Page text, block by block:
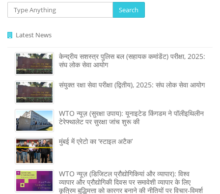
Search
Latest News
केन्द्रीय सशस्‍त्र पुलिस बल (सहायक कमांडेंट) परीक्षा, 2025:
संघ लोक सेवा आयोग
संयुक्त रक्षा सेवा परीक्षा (द्वितीय), 2025: संघ लोक सेवा आयोग
WTO न्यूज़ (सुरक्षा उपाय): यूनाइटेड किंगडम ने पॉलीइथिलीन
टेरेफ्थालेट पर सुरक्षा जांच शुरू की
मुंबई में एरेटो का ‘स्टाइल अटैक’
WTO न्यूज़ (डिजिटल प्रौद्योगिकियां और व्यापार): विश्व
व्यापार और प्रौद्योगिकी दिवस पर समावेशी व्यापार के लिए
कृत्रिम बुद्धिमत्ता को कारगर बनाने की नीतियों पर विचार-विमर्श